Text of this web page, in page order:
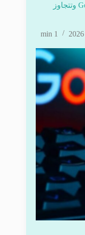
جوجل تُحدث نموذج Gemini 3 Deep Think وتتجاوز
1 min